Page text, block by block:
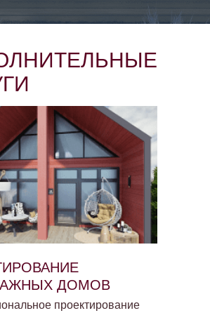
ДОМОВ
проектирование